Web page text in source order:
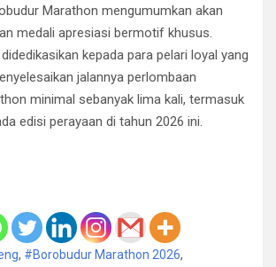
Marathon mengumumkan akan
medali apresiasi bermotif khusus.
kepada para pelari loyal yang
jalannya perlombaan
minimal sebanyak lima kali, termasuk
edisi perayaan di tahun 2026 ini.
, #Borobudur Marathon 2026,